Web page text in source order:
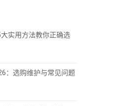
实用方法教你正确选
：选购维护与常见问题